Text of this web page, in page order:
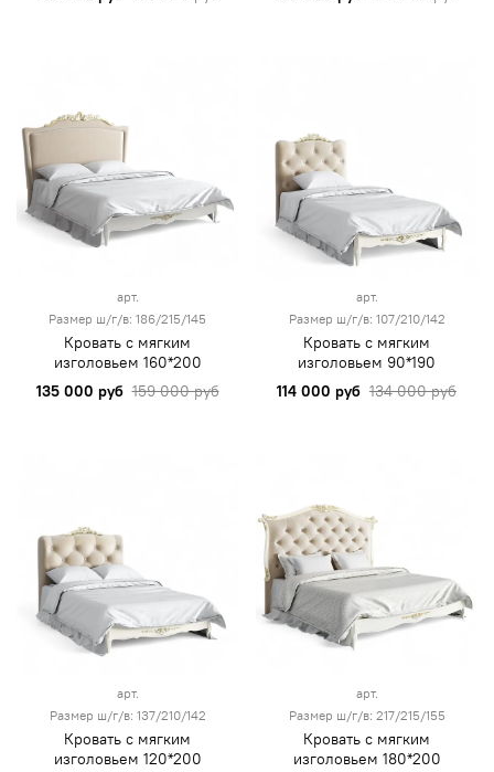
арт.
Размер ш/г/в: 186/215/145
Кровать с мягким
изголовьем 160*200
135 000 руб 159 000 руб
арт.
Размер ш/г/в: 107/210/142
Кровать с мягким
изголовьем 90*190
114 000 руб 134 000 руб
арт.
Размер ш/г/в: 137/210/142
Кровать с мягким
изголовьем 120*200
арт.
Размер ш/г/в: 217/215/155
Кровать с мягким
изголовьем 180*200